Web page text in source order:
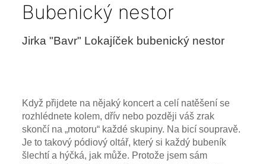
Bubenický nestor
Jirka "Bavr" Lokajíček bubenický nestor
Když přijdete na nějaký koncert a celí natěšení se
rozhlédnete kolem, dřív nebo později váš zrak
skončí na „motoru“ každé skupiny. Na bicí soupravě.
Je to takový pódiový oltář, který si každý bubeník
šlechtí a hýčká, jak může. Protože jsem sám